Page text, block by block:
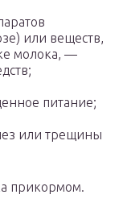
или веществ,
молока, —
питание;
или трещины
прикормом.